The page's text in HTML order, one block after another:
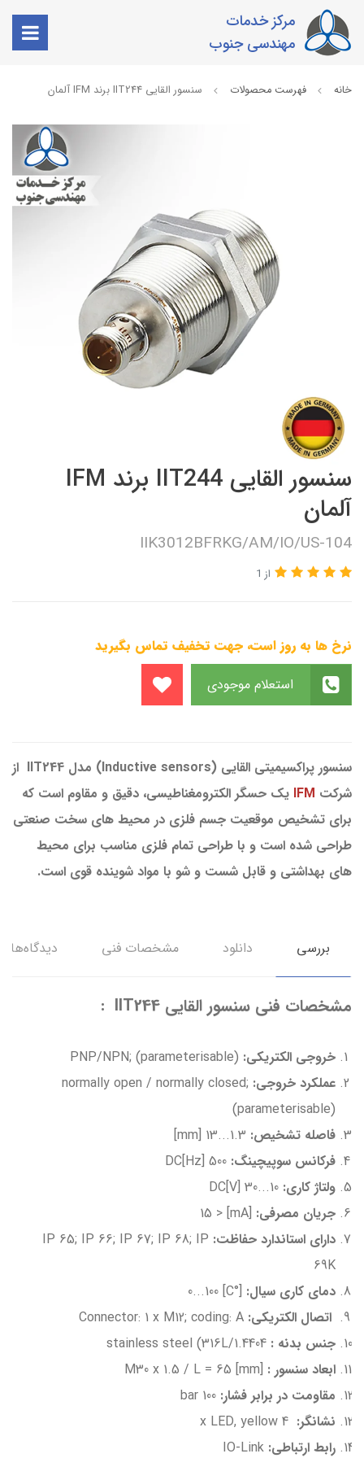
مرکز خدمات
مهندسی جنوب
خانه فهرست محصولات سنسور القایی IIT244 برند IFM آلمان
سنسور القایی IIT244 برند IFM
آلمان
IIK3012BFRKG/AM/IO/US-104
از 1
نرخ ها به روز است، جهت تخفیف تماس بگیرید
سنسور پراکسیمیتی القایی (Inductive sensors) مدل IIT244 از
شرکت IFM یک حسگر الکترومغناطیسی، دقیق و مقاوم است که
برای تشخیص موقعیت جسم فلزی در محیط های سخت صنعتی
طراحی شده است و با طراحی تمام فلزی مناسب برای محیط
های بهداشتی و قابل شست و شو با مواد شوینده قوی است.
بررسی دانلود مشخصات فنی دیدگاه‌ها
مشخصات فنی سنسور القایی IIT244 :
خروجی الکتریکی:
عملکرد خروجی: normally open / normally closed;
(parameterisable)
فاصله تشخیص: 1.3...13 [mm]
فرکانس سوپیچینگ:
ولتاژ کاری:
جریان مصرفی: [mA] < 15
دارای استاندارد حفاظت: IP 65; IP 66; IP 67; IP 68; IP
69K
دمای کاری سیال: [°C] 0...100
اتصال الکتریکی:
جنس بدنه :
ابعاد سنسور : [mm] M30 x 1.5 / L = 65
مقاومت در برابر فشار:
نشانگر:
رابط ارتباطی: